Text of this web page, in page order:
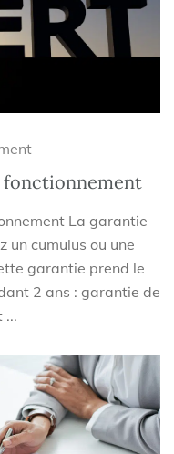
fonctionnement
La garantie
un cumulus ou une
garantie prend le
2 ans : garantie de
...